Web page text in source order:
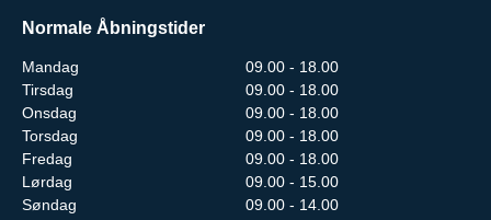
Normale Åbningstider
Mandag
09.00 - 18.00
Tirsdag
09.00 - 18.00
Onsdag
09.00 - 18.00
Torsdag
09.00 - 18.00
Fredag
09.00 - 18.00
Lørdag
09.00 - 15.00
Søndag
09.00 - 14.00